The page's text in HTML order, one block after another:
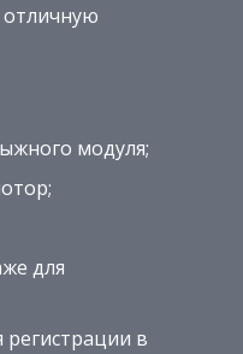
отличную
модуля;
для
регистрации в